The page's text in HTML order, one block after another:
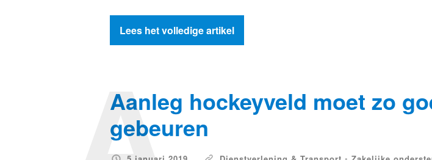
Lees het volledige artikel
Aanleg hockeyveld moet zo
gebeuren